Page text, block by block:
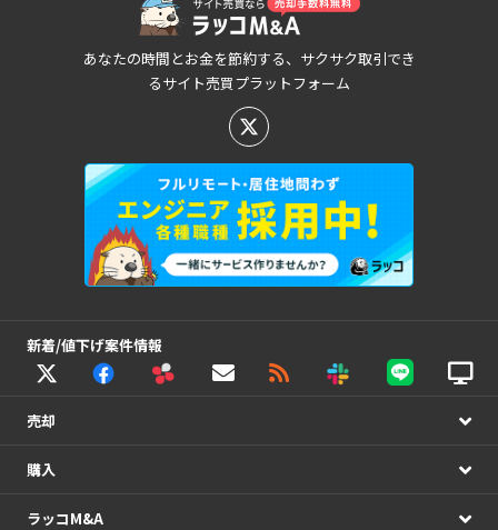
あなたの時間とお金を節約する、サクサク取引でき
るサイト売買プラットフォーム
新着/値下げ案件情報
売却
購入
ラッコM&A